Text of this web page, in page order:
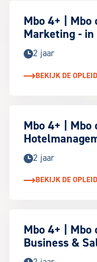
Mbo 4+ | Mbo
Marketing -
2 jaar
BEKIJK DE
Mbo 4+ | Mbo
2 jaar
BEKIJK DE
Mbo 4+ |
Business &